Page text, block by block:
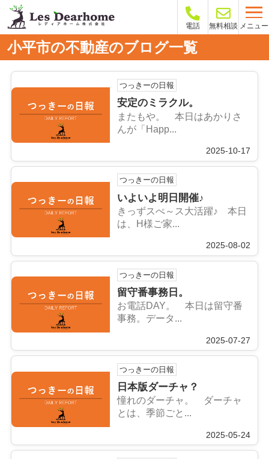
電話 無料相談 メニュー
小平市の不動産のブログ一覧
つっきーの日報
安定のミラクル。
またもや。 本日はあかりさ
んが「Happ...
2025-10-17
つっきーの日報
いよいよ明日開催♪
きっずスぺ～ス大活躍♪ 本日
は、H様ご家...
2025-08-02
つっきーの日報
留守番事務日。
お電話DAY。 本日は留守番
事務。データ...
2025-07-27
つっきーの日報
日本版ダーチャ？
憧れのダーチャ。 ダーチャ
とは、季節ごと...
2025-05-24